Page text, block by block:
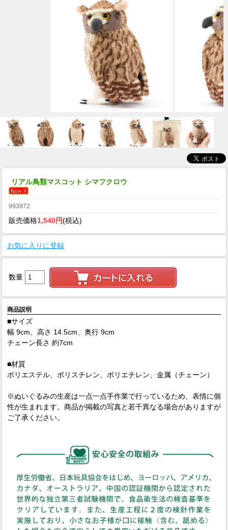
リアル鳥類マスコット シマフクロウ
993972
販売価格1,540円(税込)
お気に入りに登録
数量
商品説明
■サイズ
幅 9cm、高さ 14.5cm、奥行 9cm
チェーン長さ 約7cm
■材質
ポリエステル、ポリスチレン、ポリエチレン、金属（チェーン）
※ぬいぐるみの生産は一点一点手作業で行っているため、表情に個
性が生まれます。商品が掲載の写真と若干異なる場合がありますが
ご了承ください。